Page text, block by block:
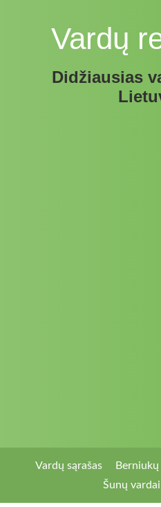
Vardų
Didžiausias
Vardų sąrašas
Šunų vardai